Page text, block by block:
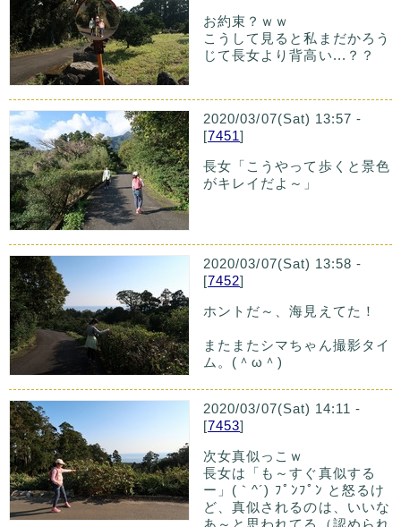
お約束？ｗｗ
こうして見ると私まだかろう
じて長女より背高い...？？
2020/03/07(Sat) 13:57 -
[7451]
長女「こうやって歩くと景色
がキレイだよ～」
2020/03/07(Sat) 13:58 -
[7452]
ホントだ～、海見えてた！
またまたシマちゃん撮影タイ
ム。(＾ω＾)
2020/03/07(Sat) 14:11 -
[7453]
次女真似っこｗ
長女は「も～すぐ真似する
ー」(｀^´) ﾌﾟﾝﾌﾟﾝ と怒るけ
ど、真似されるのは、いいな